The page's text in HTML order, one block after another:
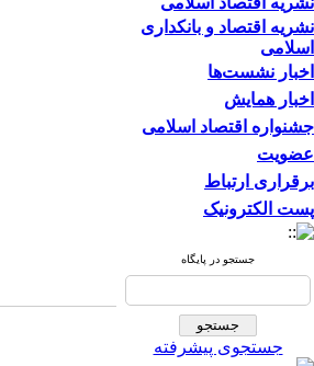
نشریه اقتصاد و بانکداری
اسلامی
اخبار نشست‌ها
اخبار همایش
جشنواره اقتصاد اسلامی
عضویت
برقراری ارتباط
پست الکترونیک
جستجو در پایگاه
جستجوی پیشرفته